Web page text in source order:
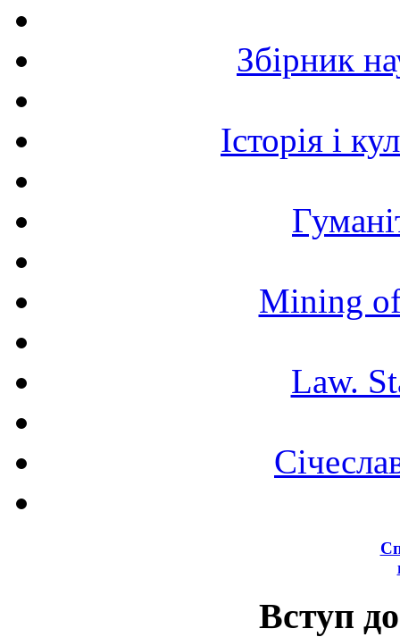
Збірник
Історія і
Mining
Law.
Вступ